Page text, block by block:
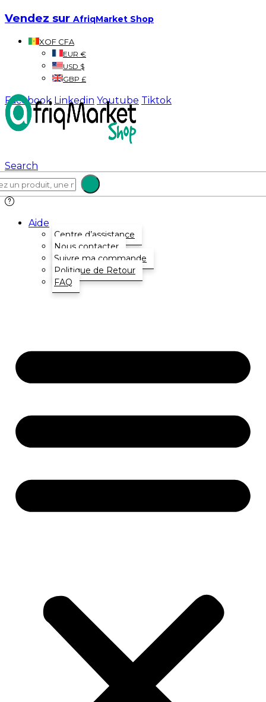
Vendez sur AfriqMarket Shop
XOF CFA
EUR €
USD $
GBP £
Facebook Linkedin Youtube Tiktok
Search
Aide
Centre d’assistance
Nous contacter
Suivre ma commande
Politique de Retour
FAQ